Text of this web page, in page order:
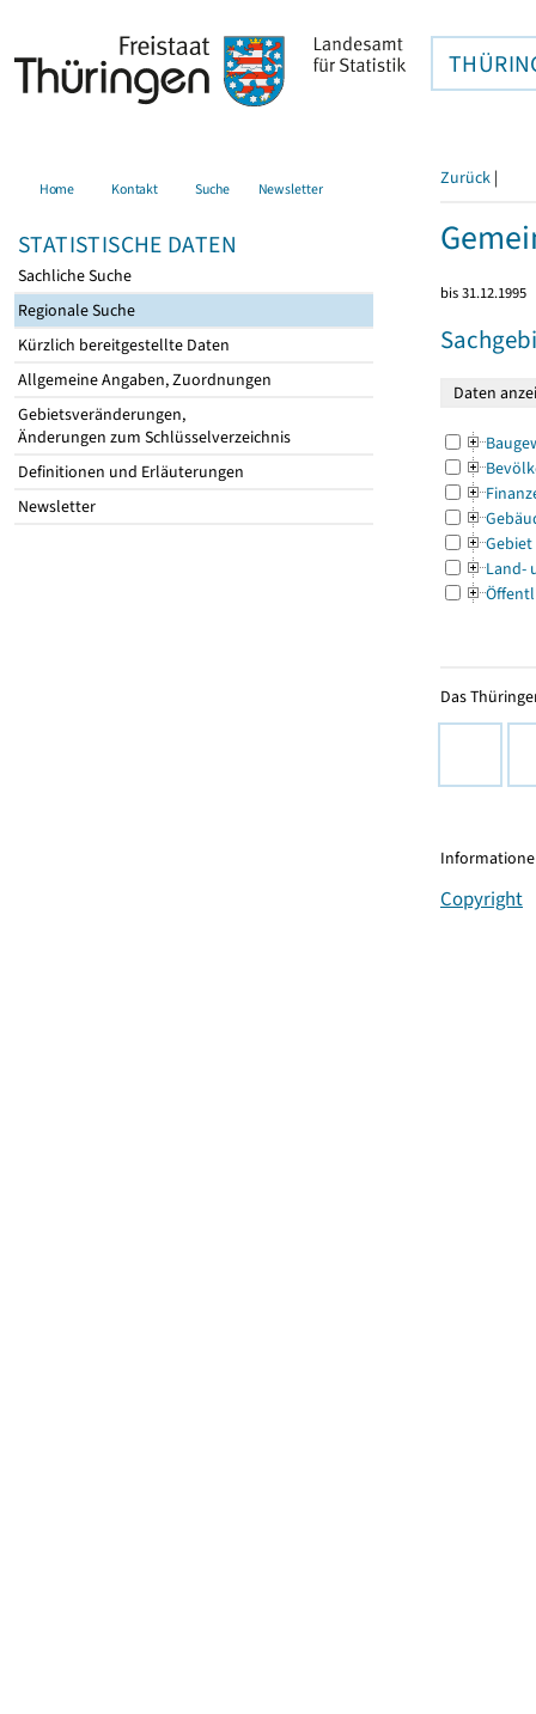
Home Kontakt Suche Newsletter
STATISTISCHE DATEN
Sachliche Suche
Regionale Suche
Kürzlich bereitgestellte Daten
Allgemeine Angaben, Zuordnungen
Gebietsveränderungen,
Änderungen zum Schlüsselverzeichnis
Definitionen und Erläuterungen
Newsletter
Zurück |
bis 31.12.1995
Gebiet
Land-
Das
Copyright